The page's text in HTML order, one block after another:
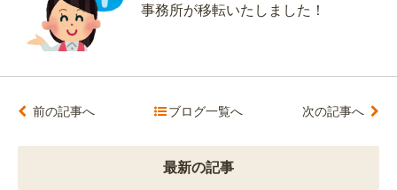
事務所が移転いたしました！
前の記事へ ブログ一覧へ 次の記事へ
最新の記事